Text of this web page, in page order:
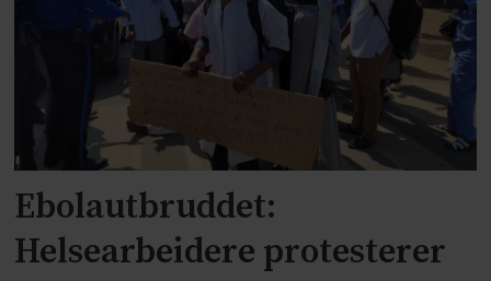
Ebolautbruddet:
Helsearbeidere protesterer